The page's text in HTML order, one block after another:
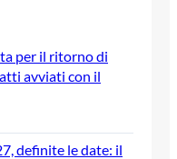
per il ritorno di
avviati con il
definite le date: il